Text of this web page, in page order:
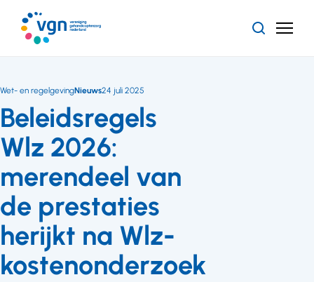
naar
hoofdinhoud
ZoekenMenu
Beleidsregels
Wlz 2026:
merendeel van
de prestaties
herijkt na Wlz-
kostenonderzoek
Wet- en regelgevingNieuws24 juli 2025